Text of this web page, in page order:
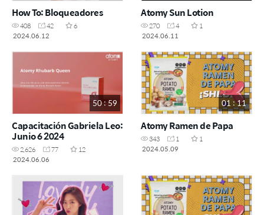
How To: Bloqueadores
408 42
6
2024.06.12
Atomy Sun Lotion
270 4
1
2024.06.11
50 : 59
Capacitación Gabriela Leo:
Junio 6 2024
2,626 77
12
2024.06.06
01 : 11
Atomy Ramen de Papa
343 1
1
2024.05.09